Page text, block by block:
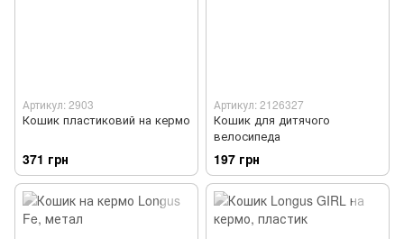
Артикул: 2903
Кошик пластиковий на кермо
371 грн
Артикул: 2126327
Кошик для дитячого
велосипеда
197 грн